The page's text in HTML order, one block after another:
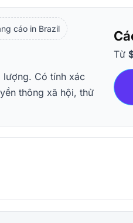
cáo in Brazil
lượng. Có tính xác
thông xã hội, thử
Từ